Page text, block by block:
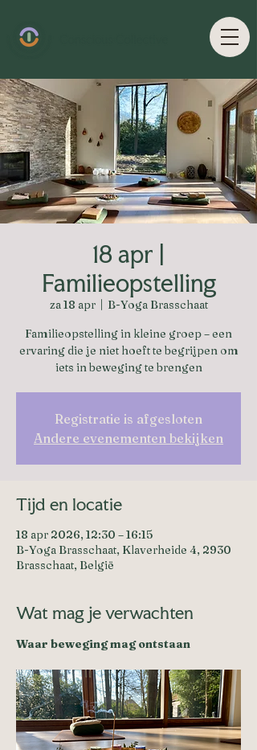
18 apr |
Familieopstelling
za 18 apr
  |
B-Yoga Brasschaat
Familieopstelling in kleine groep – een
ervaring die je niet hoeft te begrijpen om
iets in beweging te brengen
Registratie is afgesloten
Andere evenementen bekijken
Tijd en locatie
18 apr 2026, 12:30 – 16:15
B-Yoga Brasschaat, Klaverheide 4, 2930
Brasschaat, België
Wat mag je verwachten
Waar beweging mag ontstaan